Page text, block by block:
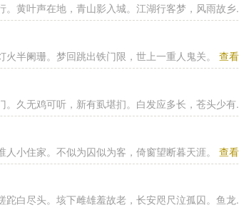
。黄叶声在地，青山影入城。江湖行客梦，风雨故
火半阑珊。梦回跳出铁门限，世上一重人鬼关。查
。久无鸡可听，新有虱堪扪。白发应多长，苍头少
人小住家。不似为囚似为客，倚窗望断暮天涯。查
跎白尽头。垓下雌雄羞故老，长安咫尺泣孤囚。鱼